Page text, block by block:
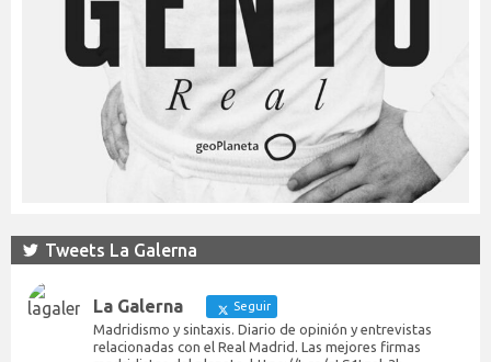
Tweets La Galerna
La Galerna Seguir
Madridismo y sintaxis. Diario de opinión y entrevistas
relacionadas con el Real Madrid. Las mejores firmas